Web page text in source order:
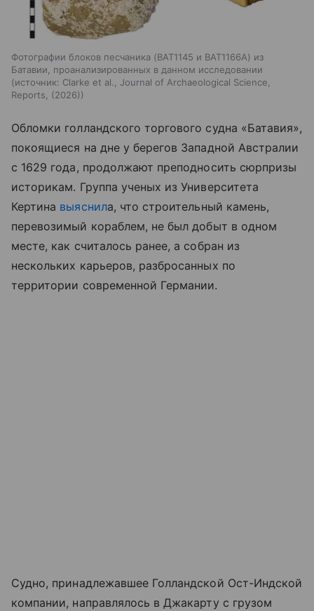
Фотографии блоков песчаника (BAT1145 и BAT1166A) из
Батавии, проанализированных в данном исследовании
источник: Clarke et al., Journal of Archaeological Science,
Reports, (2026)
Обломки голландского торгового судна «Батавия»,
покоящиеся на дне у берегов Западной Австралии
с 1629 года, продолжают преподносить сюрпризы
историкам. Группа ученых из Университета
Кертина выяснила, что строительный камень,
перевозимый кораблем, не был добыт в одном
месте, как считалось ранее, а собран из
нескольких карьеров, разбросанных по
территории современной Германии.
Судно, принадлежавшее Голландской Ост-Индской
компании, направлялось в Джакарту с грузом